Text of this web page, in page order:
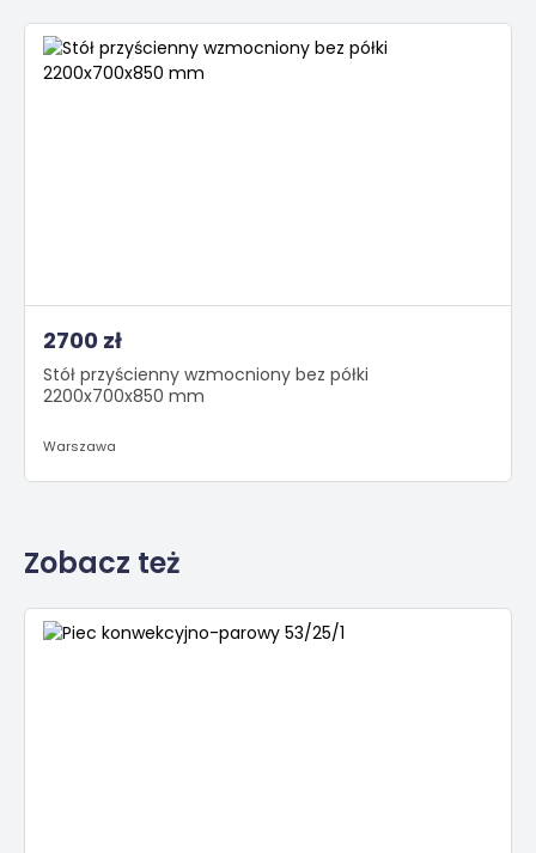
2700 zł
Stół przyścienny wzmocniony bez półki
2200x700x850 mm
Warszawa
Zobacz też